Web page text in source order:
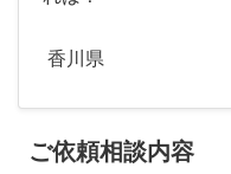
香川県
ご依頼相談内容